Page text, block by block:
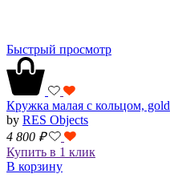
Быстрый просмотр
Кружка малая с кольцом, gold
by RES Objects
4 800 ₽
Купить в 1 клик
В корзину